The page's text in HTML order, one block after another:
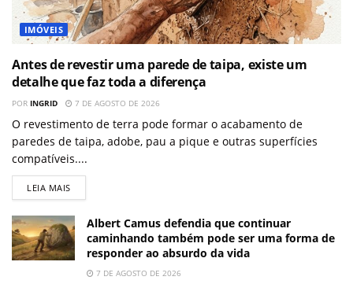
IMÓVEIS
Antes de revestir uma parede de taipa, existe um
detalhe que faz toda a diferença
POR INGRID 7 DE AGOSTO DE 2026
O revestimento de terra pode formar o acabamento de
paredes de taipa, adobe, pau a pique e outras superfícies
compatíveis....
LEIA MAIS
Albert Camus defendia que continuar
caminhando também pode ser uma forma de
responder ao absurdo da vida
7 DE AGOSTO DE 2026